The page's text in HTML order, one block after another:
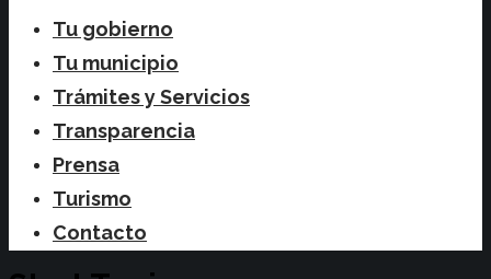
Tu gobierno
Tu municipio
Trámites y Servicios
Transparencia
Prensa
Turismo
Contacto